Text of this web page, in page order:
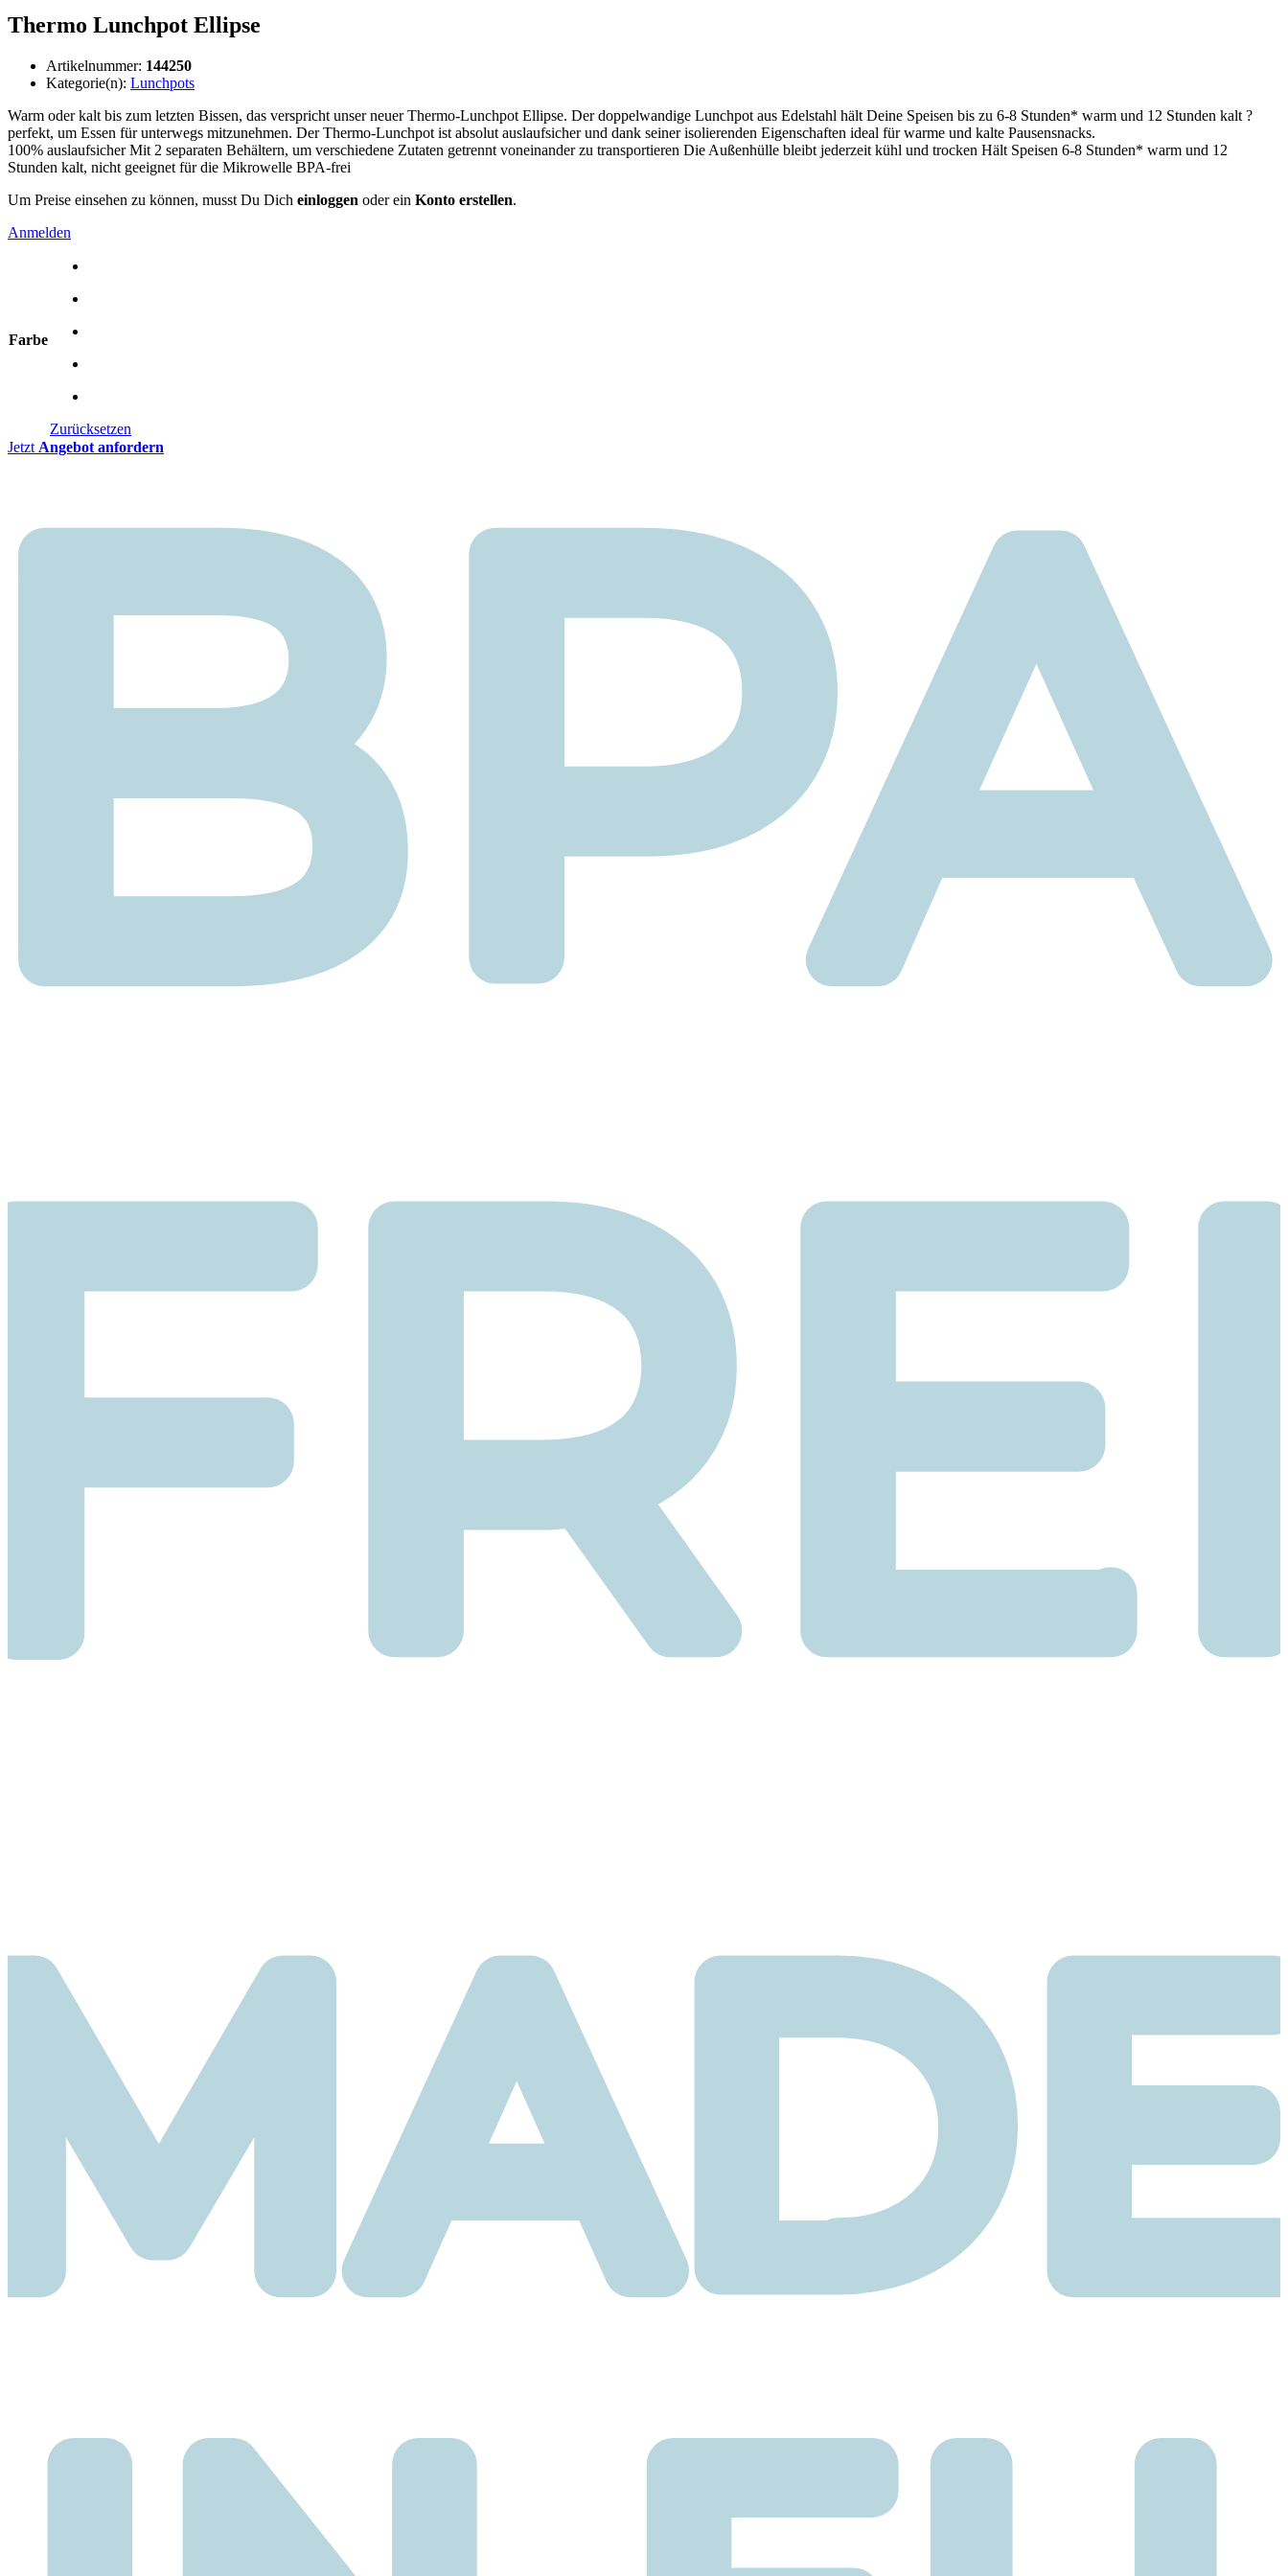
Thermo Lunchpot Ellipse
Artikelnummer: 144250
Kategorie(n): Lunchpots
Warm oder kalt bis zum letzten Bissen, das verspricht unser neuer Thermo-Lunchpot Ellipse. Der doppelwandige Lunchpot aus Edelstahl hält Deine Speisen bis zu 6-8 Stunden* warm und 12 Stunden kalt ?
perfekt, um Essen für unterwegs mitzunehmen. Der Thermo-Lunchpot ist absolut auslaufsicher und dank seiner isolierenden Eigenschaften ideal für warme und kalte Pausensnacks.
100% auslaufsicher Mit 2 separaten Behältern, um verschiedene Zutaten getrennt voneinander zu transportieren Die Außenhülle bleibt jederzeit kühl und trocken Hält Speisen 6-8 Stunden* warm und 12
Stunden kalt, nicht geeignet für die Mikrowelle BPA-frei
Um Preise einsehen zu können, musst Du Dich einloggen oder ein Konto erstellen.
Anmelden
Farbe
Zurücksetzen
Jetzt Angebot anfordern